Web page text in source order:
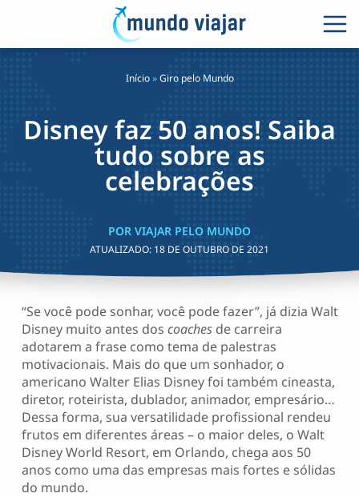
Início»Giro pelo Mundo
Disney faz 50 anos! Saiba
tudo sobre as
celebrações
POR VIAJAR PELO MUNDO
ATUALIZADO: 18 DE OUTUBRO DE 2021
“Se você pode sonhar, você pode fazer”, já dizia Walt
Disney muito antes dos coachesde carreira
adotarem a frase como tema de palestras
motivacionais. Mais do que um sonhador, o
americano Walter Elias Disney foi também cineasta,
diretor, roteirista, dublador, animador, empresário…
Dessa forma, sua versatilidade profissional rendeu
frutos em diferentes áreas – o maior deles, o Walt
Disney World Resort, em Orlando, chega aos 50
anos como uma das empresas mais fortes e sólidas
do mundo.